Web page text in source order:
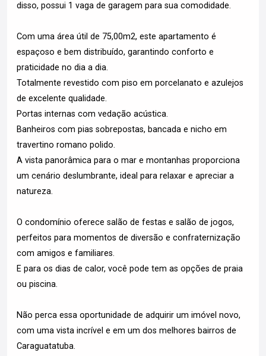
disso, possui 1 vaga de garagem para sua comodidade.
Com uma área útil de 75,00m2, este apartamento é
espaçoso e bem distribuído, garantindo conforto e
praticidade no dia a dia.
Totalmente revestido com piso em porcelanato e azulejos
de excelente qualidade.
Portas internas com vedação acústica.
Banheiros com pias sobrepostas, bancada e nicho em
travertino romano polido.
A vista panorâmica para o mar e montanhas proporciona
um cenário deslumbrante, ideal para relaxar e apreciar a
natureza.
O condomínio oferece salão de festas e salão de jogos,
perfeitos para momentos de diversão e confraternização
com amigos e familiares.
E para os dias de calor, você pode tem as opções de praia
ou piscina.
Não perca essa oportunidade de adquirir um imóvel novo,
com uma vista incrível e em um dos melhores bairros de
Caraguatatuba.